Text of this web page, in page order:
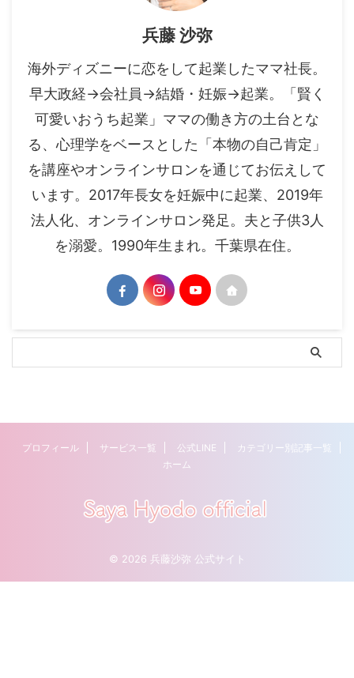
兵藤 沙弥
海外ディズニーに恋をして起業したママ社長。
早大政経→会社員→結婚・妊娠→起業。「賢く
可愛いおうち起業」ママの働き方の土台とな
る、心理学をベースとした「本物の自己肯定」
を講座やオンラインサロンを通じてお伝えして
います。2017年長女を妊娠中に起業、2019年
法人化、オンラインサロン発足。夫と子供3人
を溺愛。1990年生まれ。千葉県在住。
プロフィール サービス一覧 公式LINE
カテゴリー別記事一覧
ホーム
© 2026 兵藤沙弥 公式サイト